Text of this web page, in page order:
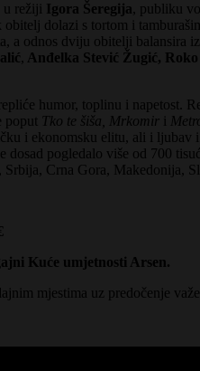
u režiji Igora Šeregija, publiku
dolazi s tortom i
a odnos dviju obitelji
, Anđelka Stević Žugić,
humor, toplinu i napetost.
poput Tko te šiša, Mrkomir i
i ekonomsku elitu, ali i ljubav
pogledalo više od 700
Crna Gora, Makedonija,
Kuće umjetnosti Arsen.
mjestima uz predočenje